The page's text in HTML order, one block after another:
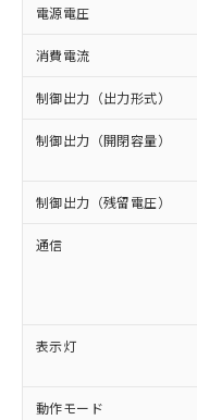
電源電圧
消費電流
制御出力（出力形式）
制御出力（開閉容量）
制御出力（残留電圧）
通信
表示灯
動作モード